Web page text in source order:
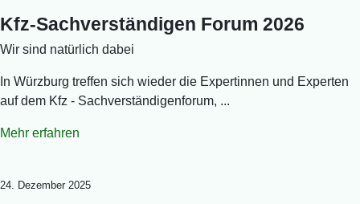
Kfz-Sachverständigen Forum 2026
Wir sind natürlich dabei
In Würzburg treffen sich wieder die Expertinnen und Experten
auf dem Kfz - Sachverständigenforum, ...
Mehr erfahren
24. Dezember 2025